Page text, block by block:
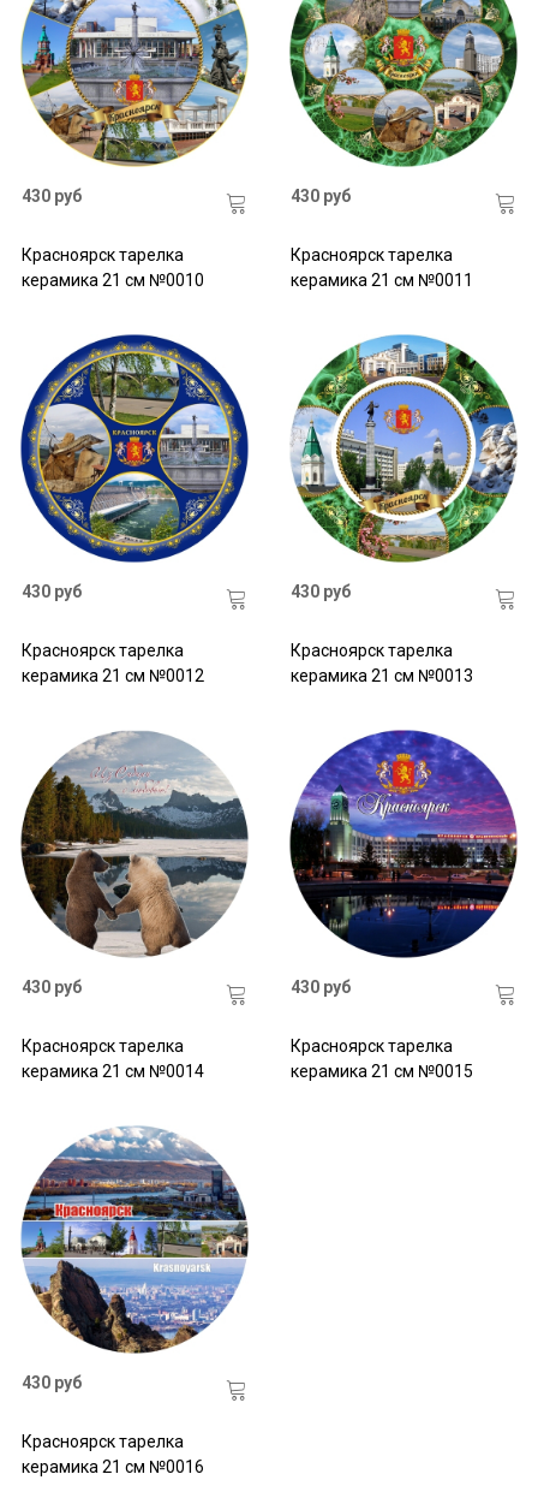
430 руб
Красноярск тарелка
керамика 21 см №0010
430 руб
Красноярск тарелка
керамика 21 см №0011
430 руб
Красноярск тарелка
керамика 21 см №0012
430 руб
Красноярск тарелка
керамика 21 см №0013
430 руб
Красноярск тарелка
керамика 21 см №0014
430 руб
Красноярск тарелка
керамика 21 см №0015
430 руб
Красноярск тарелка
керамика 21 см №0016